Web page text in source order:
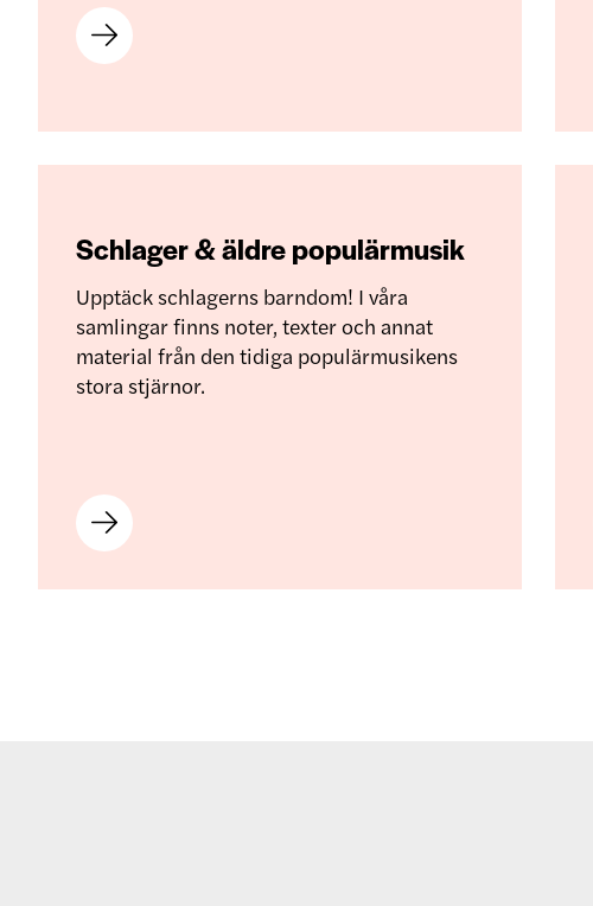
Schlager & äldre populärmusik
Upptäck schlagerns barndom! I våra
samlingar finns noter, texter och annat
material från den tidiga populärmusikens
stora stjärnor.